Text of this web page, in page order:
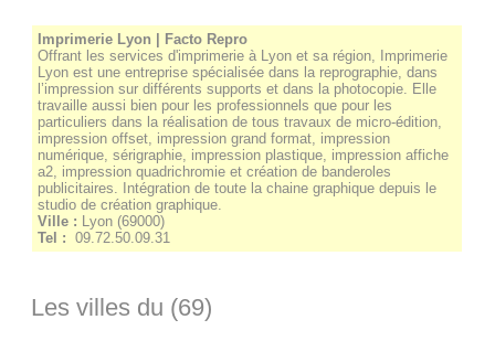
Imprimerie Lyon | Facto Repro
Offrant les services d'imprimerie à Lyon et sa région, Imprimerie
Lyon est une entreprise spécialisée dans la reprographie, dans
l’impression sur différents supports et dans la photocopie. Elle
travaille aussi bien pour les professionnels que pour les
particuliers dans la réalisation de tous travaux de micro-édition,
impression offset, impression grand format, impression
numérique, sérigraphie, impression plastique, impression affiche
a2, impression quadrichromie et création de banderoles
publicitaires. Intégration de toute la chaine graphique depuis le
studio de création graphique.
Ville : Lyon (69000)
Tel :
09.72.50.09.31
Les villes du (69)